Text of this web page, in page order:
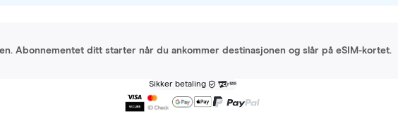
Abonnementet ditt starter når du ankommer destinasjonen og slår på eSIM-kortet.
Sikker betaling